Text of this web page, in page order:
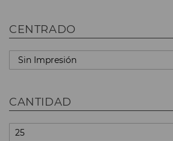
CENTRADO
CANTIDAD